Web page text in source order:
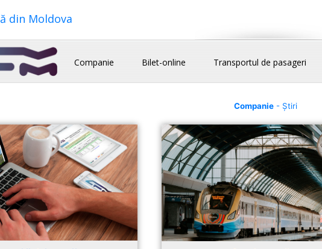
din Moldova
Companie Bilet-online Transportul de pasageri
Companie- Știri